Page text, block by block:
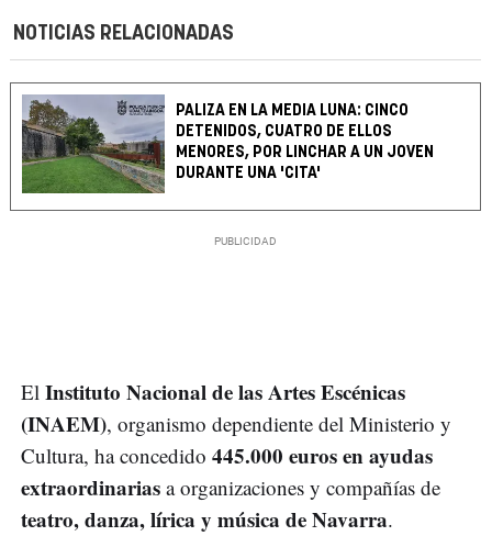
NOTICIAS RELACIONADAS
PALIZA EN LA MEDIA LUNA: CINCO
DETENIDOS, CUATRO DE ELLOS
MENORES, POR LINCHAR A UN JOVEN
DURANTE UNA 'CITA'
El Instituto Nacional de las Artes Escénicas
(INAEM), organismo dependiente del Ministerio y
Cultura, ha concedido 445.000 euros en ayudas
extraordinarias a organizaciones y compañías de
teatro, danza, lírica y música de Navarra.